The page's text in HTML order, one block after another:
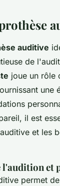
auditive
de
joue un rôle
une
il est
et les
l'audition et
permet